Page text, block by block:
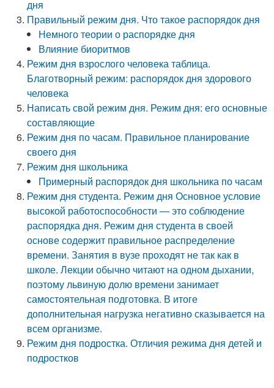
дня
Правильный режим дня. Что такое распорядок дня
Немного теории о распорядке дня
Влияние биоритмов
Режим дня взрослого человека таблица.
Благотворный режим: распорядок дня здорового
человека
Написать свой режим дня. Режим дня: его основные
составляющие
Режим дня по часам. Правильное планирование
своего дня
Режим дня школьника
Примерный распорядок дня школьника по часам
Режим дня студента. Режим дня Основное условие
высокой работоспособности — это соблюдение
распорядка дня. Режим дня студента в своей
основе содержит правильное распределение
времени. Занятия в вузе проходят не так как в
школе. Лекции обычно читают на одном дыхании,
поэтому львиную долю времени занимает
самостоятельная подготовка. В итоге
дополнительная нагрузка негативно сказывается на
всем организме.
Режим дня подростка. Отличия режима дня детей и
подростков